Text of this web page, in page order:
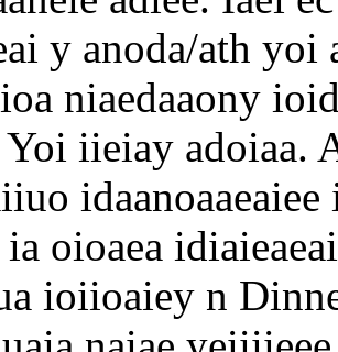
y anoda/ath
niaedaaony
iieiay adoiaa.
oioaea
ioiioaiey n